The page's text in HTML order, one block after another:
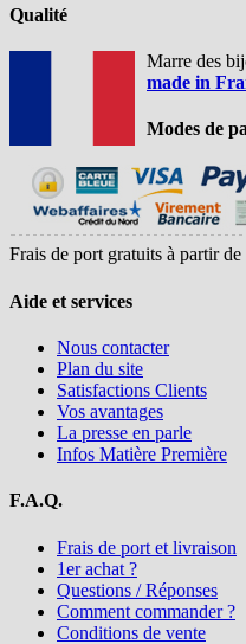
Qualité
Marre des
made in
Modes de
Frais de port gratuits à partir de
Aide et services
Nous contacter
Plan du site
Satisfactions Clients
Vos avantages
La presse en parle
Infos Matière Première
F.A.Q.
Frais de port et livraison
1er achat ?
Questions / Réponses
Comment commander ?
Conditions de vente